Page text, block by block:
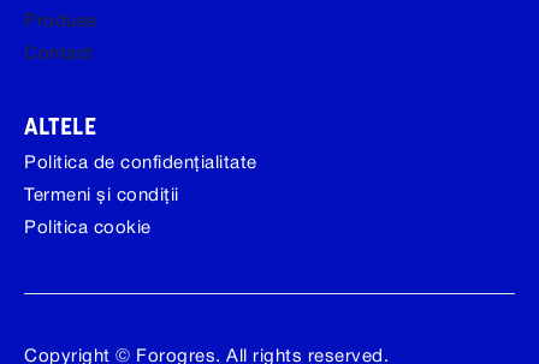
Produse
Contact
ALTELE
Politica de confidențialitate
Termeni și condiții
Politica cookie
Copyright © Forogres. All rights reserved.